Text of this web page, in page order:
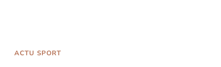
ACTU SPORT